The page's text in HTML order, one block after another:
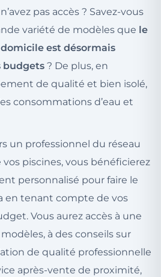
pas accès ? Savez-vous
variété de modèles que le
est désormais
budgets ? De plus, en
de qualité et bien isolé,
consommations d’eau et
un professionnel du réseau
piscines, vous bénéficierez
personnalisé pour faire le
en tenant compte de vos
Vous aurez accès à une
à des conseils sur
de qualité professionnelle
après-vente de proximité,